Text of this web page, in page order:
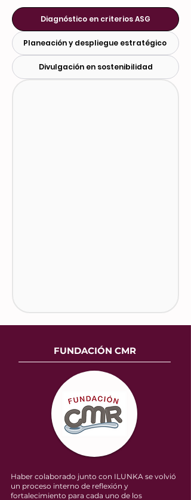
Diagnóstico en criterios ASG
Planeación y despliegue estratégico
Divulgación en sostenibilidad
FUNDACIÓN CMR
Haber colaborado junto con ILUNKA se volvió
un proceso interno de reflexión y
fortalecimiento para cada uno de los